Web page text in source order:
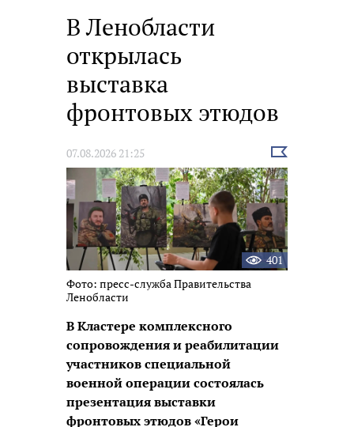
В Ленобласти
открылась
выставка
фронтовых этюдов
07.08.2026 21:25
Выбрать
новость
401
Фото: пресс-служба Правительства
Ленобласти
В Кластере комплексного
сопровождения и реабилитации
участников специальной
военной операции состоялась
презентация выставки
фронтовых этюдов «Герои